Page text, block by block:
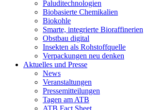
Paluditechnologien
Biobasierte Chemikalien
Biokohle
Smarte, integrierte Bioraffinerien
Obstbau digital
Insekten als Rohstoffquelle
Verpackungen neu denken
Aktuelles und Presse
News
Veranstaltungen
Pressemitteilungen
Tagen am ATB
ATB Fact Sheet